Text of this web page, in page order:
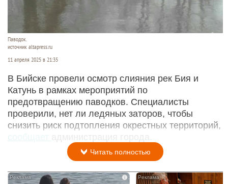
Паводок.
источник altapress.ru
11 апреля 2025 в 21:35
В Бийске провели осмотр слияния рек Бия и
Катунь в рамках мероприятий по
предотвращению паводков. Специалисты
проверили, нет ли ледяных заторов, чтобы
снизить риск подтопления окрестных территорий,
сообщает
администрация города.
Читать полностью
i